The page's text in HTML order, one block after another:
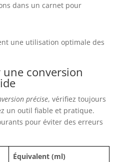
dans un carnet pour
une utilisation optimale des
conversion
précise, vérifiez toujours
un outil fiable et pratique.
pour éviter des erreurs
Équivalent (ml)